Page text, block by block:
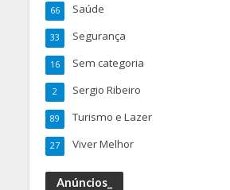
Saúde
66
Segurança
33
Sem categoria
16
Sergio Ribeiro
2
Turismo e Lazer
89
Viver Melhor
27
Anúncios_